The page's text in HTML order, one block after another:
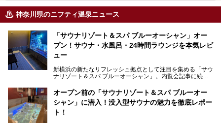
神奈川県のニフティ温泉ニュース
「サウナリゾート＆スパ ブルーオーシャン」オー
プン！サウナ・水風呂・24時間ラウンジを本気レビ
ュー
新横浜の新たなリフレッシュ拠点として注目を集める「サウ
ナリゾート＆スパ ブルーオーシャン」。内覧会記事に続
す。サウナや水風呂の気持ちよさはもちろん、リラックスス
ペースの過ごしやすさまで徹底チェック。新横浜エリアで日
常の疲れをリセットしたい人、ライブやスポーツ観戦遠征組
は必見です。
オープン前の「サウナリゾート＆スパ ブルーオー
シャン」に潜入！没入型サウナの魅力を徹底レポー
ト！